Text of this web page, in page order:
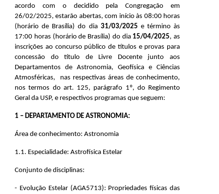
acordo com o decidido pela Congregação em
26/02/2025, estarão abertas, com início às 08:00 horas
(horário de Brasília) do dia 31/03/2025 e término às
17:00 horas (horário de Brasília) do dia 15/04/2025, as
inscrições ao concurso público de títulos e provas para
concessão do título de Livre Docente junto aos
Departamentos de Astronomia, Geofísica e Ciências
Atmosféricas, nas respectivas áreas de conhecimento,
nos termos do art. 125, parágrafo 1º, do Regimento
Geral da USP, e respectivos programas que seguem:
1 – DEPARTAMENTO DE ASTRONOMIA:
Área de conhecimento: Astronomia
1.1. Especialidade: Astrofísica Estelar
Conjunto de disciplinas:
- Evolução Estelar (AGA5713): Propriedades físicas das